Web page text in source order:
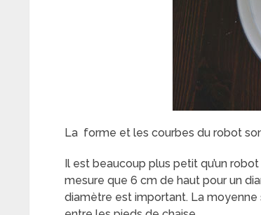
La forme et les courbes du robot
Il est beaucoup plus petit qu’un
mesure que 6 cm de haut pour un
diamètre est important. La